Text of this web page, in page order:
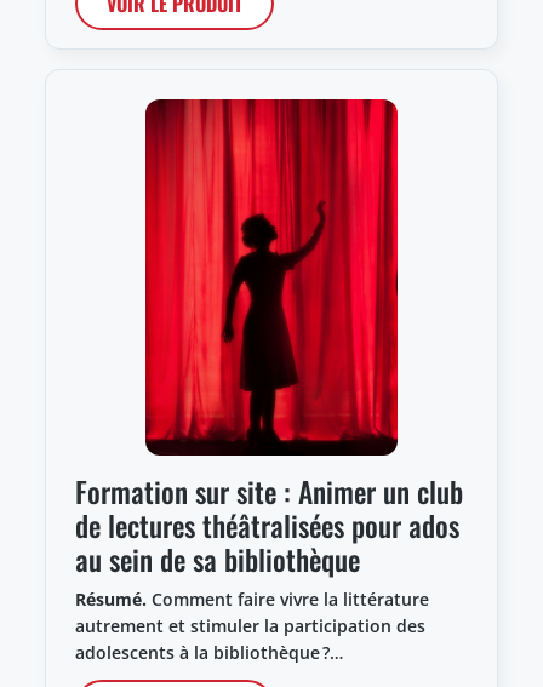
Formation sur site : Animer un club
de lectures théâtralisées pour ados
au sein de sa bibliothèque
Résumé. Comment faire vivre la littérature
autrement et stimuler la participation des
adolescents à la bibliothèque ?…